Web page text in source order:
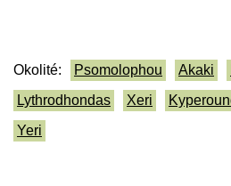
Okolité: Psomolophou Akaki
Lythrodhondas
Xeri
Yeri